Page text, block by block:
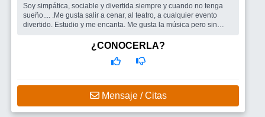
Soy simpática, sociable y divertida siempre y cuando no tenga
sueño.... .Me gusta salir a cenar, al teatro, a cualquier evento
divertido. Estudio y me encanta. Me gusta la música pero sin
Hombre... alto!!!! Que no fume. Jajajaja.
¿CONOCERLA?
Mensaje / Citas